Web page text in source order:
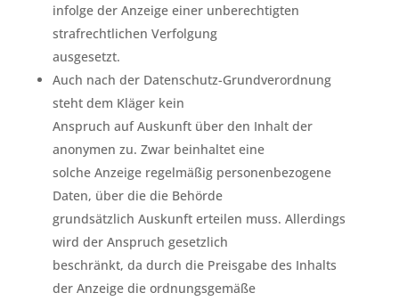
infolge der Anzeige einer unberechtigten
strafrechtlichen Verfolgung
ausgesetzt.
Auch nach der Datenschutz-Grundverordnung
steht dem Kläger kein
Anspruch auf Auskunft über den Inhalt der
anonymen zu. Zwar beinhaltet eine
solche Anzeige regelmäßig personenbezogene
Daten, über die die Behörde
grundsätzlich Auskunft erteilen muss. Allerdings
wird der Anspruch gesetzlich
beschränkt, da durch die Preisgabe des Inhalts
der Anzeige die ordnungsgemäße